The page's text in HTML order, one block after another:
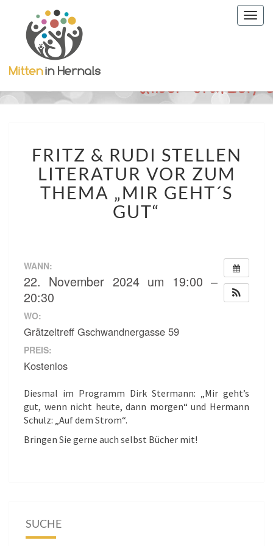
&
RUDI
STELLEN
LITERATUR
VOR
ZUM
GUT“
FRITZ & RUDI STELLEN
LITERATUR VOR ZUM
THEMA „MIR GEHT´S
GUT“
WANN:
22. November 2024 um 19:00 –
20:30
WO:
Grätzeltreff Gschwandnergasse 59
PREIS:
Kostenlos
Diesmal im Programm Dirk Stermann: „Mir geht’s
gut, wenn nicht heute, dann morgen“ und Hermann
Schulz: „Auf dem Strom“.
Bringen Sie gerne auch selbst Bücher mit!
SUCHE